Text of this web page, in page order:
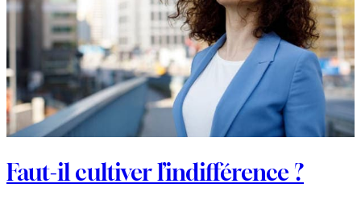
Faut-il cultiver l’indifférence ?